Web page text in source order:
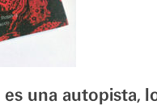
una autopista,